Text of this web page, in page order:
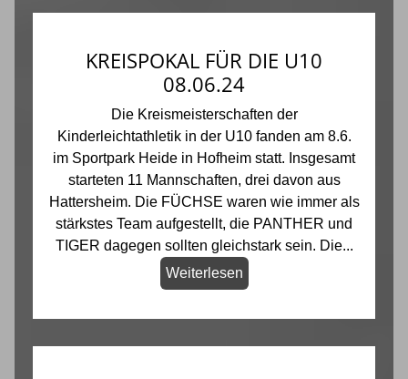
KREISPOKAL FÜR DIE U10
08.06.24
Die Kreismeisterschaften der
Kinderleichtathletik in der U10 fanden am 8.6.
im Sportpark Heide in Hofheim statt. Insgesamt
starteten 11 Mannschaften, drei davon aus
Hattersheim. Die FÜCHSE waren wie immer als
stärkstes Team aufgestellt, die PANTHER und
TIGER dagegen sollten gleichstark sein. Die...
Weiterlesen